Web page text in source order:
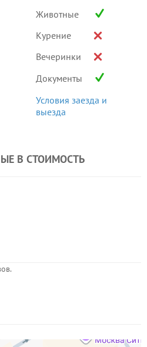
Животные
Курение
Вечеринки
Документы
Условия заезда и
выезда
В СТОИМОСТЬ